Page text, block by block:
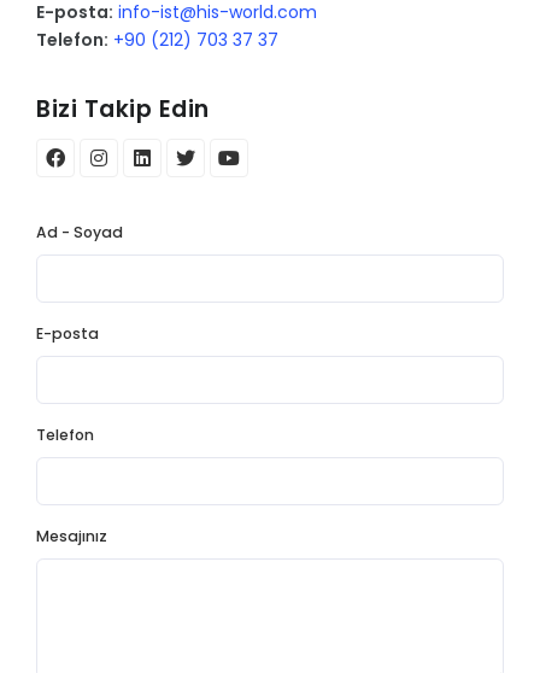
E-posta: info-ist@his-world.com
Telefon: +90 (212) 703 37 37
Bizi Takip Edin
Ad - Soyad
E-posta
Telefon
Mesajınız